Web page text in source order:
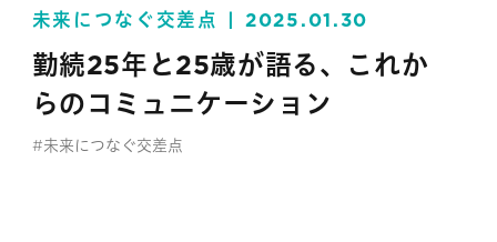
未来につなぐ交差点 2025.01.30
勤続25年と25歳が語る、これか
らのコミュニケーション
#未来につなぐ交差点